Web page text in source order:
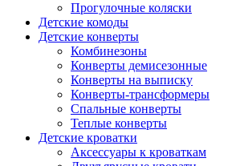
Прогулочные коляски
Детские комоды
Детские конверты
Комбинезоны
Конверты демисезонные
Конверты на выписку
Конверты-трансформеры
Спальные конверты
Теплые конверты
Детские кроватки
Аксессуары к кроваткам